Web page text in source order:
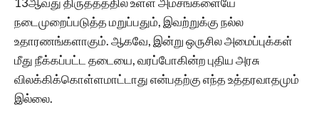
நடைமுறைப்படுத்த மறுப்பதும், இவற்றுக்கு நல்ல
உதாரணங்களாகும். ஆகவே, இன்று ஒருசில அமைப்புக்கள்
மீது நீக்கப்பட்ட தடையை, வரப்போகின்ற புதிய அரசு
விலக்கிக்கொள்ளமாட்டாது என்பதற்கு எந்த உத்தரவாதமும்
இல்லை.